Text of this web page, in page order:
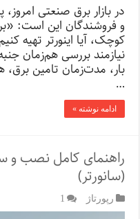
در بازار برق صنعتی
و فروشندگان این است:
کوچک، آیا اینورتر تهیه
نیازمند بررسی هم‌زمان
بار، مدت‌زمان تامین برق،
…
ادامه نوشته »
راهنمای کامل نصب و
(سانورتر)
رپورتاژ‌ 1